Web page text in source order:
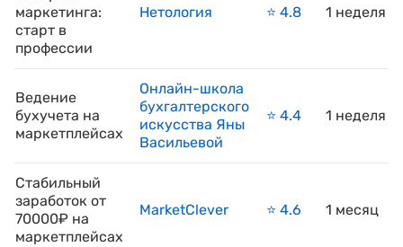
маркетинга:
старт в
профессии
Нетология ⭐️ 4.8 1 неделя
Ведение
бухучета на
маркетплейсах
Онлайн-школа
бухгалтерского
искусства Яны
Васильевой
⭐️ 4.4 1 неделя
Стабильный
заработок от
70000₽ на
маркетплейсах
MarketClever ⭐️ 4.6 1 месяц